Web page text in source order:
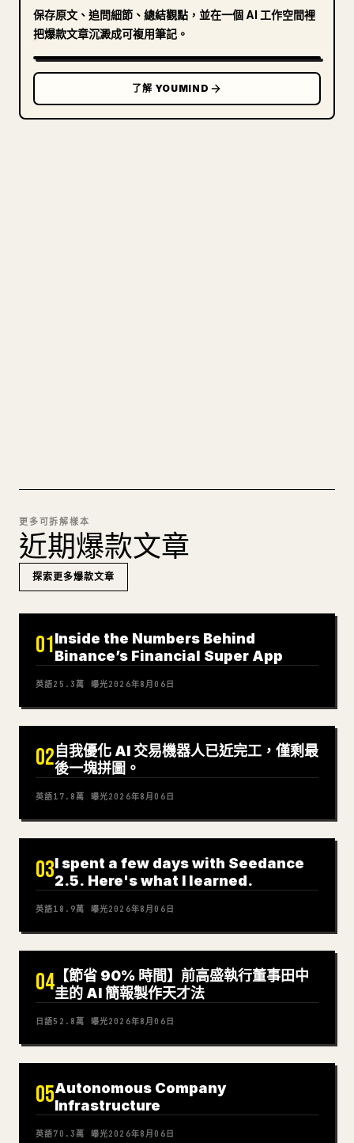
保存原文、追問細節、總結觀點，並在一個 AI 工作空間裡
把爆款文章沉澱成可複用筆記。
了解 YOUMIND
更多可拆解樣本
近期爆款文章
探索更多爆款文章
01Inside the Numbers Behind
Binance’s Financial Super App
英語25.3萬 曝光2026年8月06日
02自我優化 AI 交易機器人已近完工，僅剩最
後一塊拼圖。
英語17.8萬 曝光2026年8月06日
03I spent a few days with Seedance
2.5. Here's what I learned.
英語18.9萬 曝光2026年8月06日
04 【節省 90% 時間】前高盛執行董事田中
圭的 AI 簡報製作天才法
日語52.8萬 曝光2026年8月06日
05Autonomous Company
Infrastructure
英語70.3萬 曝光2026年8月06日